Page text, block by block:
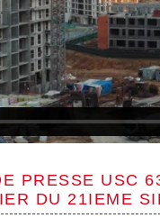
PRESSE USC
DU 21IEME